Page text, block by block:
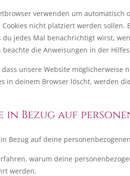
verwenden um automatisch
nicht platziert werden
jedes Mal benachrichtigt wirst,
die Anweisungen in der
unsere Website
in deinem Browser löscht, werden
in Bezug auf
Bezug auf deine
warum deine
werden.